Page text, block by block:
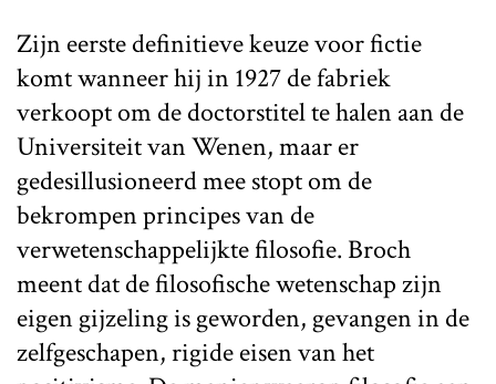
Zijn eerste definitieve keuze voor fictie
komt wanneer hij in 1927 de fabriek
verkoopt om de doctorstitel te halen aan de
Universiteit van Wenen, maar er
gedesillusioneerd mee stopt om de
bekrompen principes van de
verwetenschappelijkte filosofie. Broch
meent dat de filosofische wetenschap zijn
eigen gijzeling is geworden, gevangen in de
zelfgeschapen, rigide eisen van het